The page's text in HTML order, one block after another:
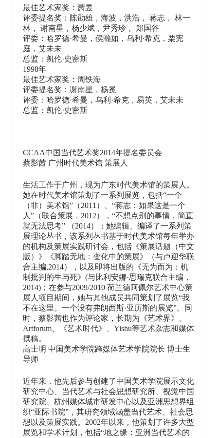
最佳艺术家奖：萧昱
评委提名奖：陈劭雄，海波，洪浩， 蒋志， 林一
林， 谢南星，杨少斌，尹秀珍， 郑国谷
评委：哈罗德·希曼，侯瀚如，乌利·希克，栗宪
庭，艾未未
总监：凯伦·史密斯
1998年
最佳艺术家奖：周铁海
评委提名奖：谢南星，杨冕
评委：哈罗德·希曼，乌利·希克，易英，艾未未
总监：凯伦·史密斯
CCAA中国当代艺术奖2014年提名委员会
蔡影茜 广州时代美术馆 策展人
生活工作于广州，现为广东时代美术馆的策展人。
她在时代美术馆策划了一系列展览，包括“一个
（非）美术馆”（2011）、“蒋志：如果这是一个
人”（联合策展，2012），“不想点别的事情，简直
就无法思考” （2014）；她编辑、编译了一系列策
展理论丛书，该系列丛书基于时代美术馆每年举办
的机构及策展实践研讨会，包括《策展话题（中文
版）》《脚踏无地：变化中的策展》（与卢迎华联
合主编,2014），以及即将出版的《无为而为：机
制批判的生与死》(与比利安娜·思瑞克联合主编，
2014)；在参与2009/2010 荷兰德阿佩尔艺术中心策
展人项目期间，她与其他成员共同策划了展览“我
不在这里。一个没有弗朗西斯·亚历斯的展览”。同
时，蔡影茜也作为评论家，长期为《艺术界》、
Artforum、《艺术时代》、Yishu等艺术杂志和媒体
撰稿。
高士明 中国美术学院跨媒体艺术学院院长 博士生
导师
近年来，他先后参与创建了中国美术学院展示文化
研究中心、当代艺术与社会思想研究所、视觉中国
研究院、杭州媒体城市研发中心以及亚洲思想界组
织“亚际书院”，其研究领域涵盖当代艺术、社会思
想以及策展实践。2002年以来，他策划了许多大型
展览和学术计划，包括“地之缘：亚洲当代艺术的